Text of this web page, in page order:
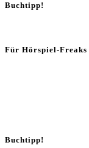
Buch­tipp!
Für Hör­spiel-Freaks
Buch­tipp!